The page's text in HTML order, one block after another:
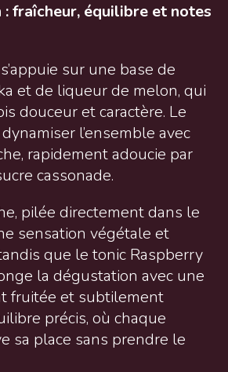
: fraîcheur, équilibre et notes
sur une base de
et de liqueur de melon, qui
douceur et caractère. Le
l’ensemble avec
rapidement adoucie par
cassonade.
pilée directement dans le
sensation végétale et
que le tonic Raspberry
la dégustation avec une
fruitée et subtilement
précis, où chaque
sa place sans prendre le